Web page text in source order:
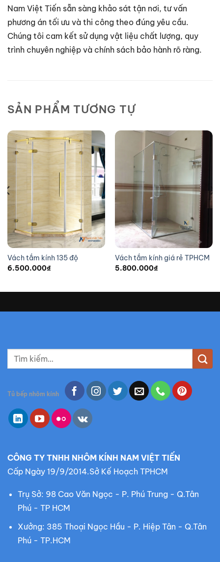
Nam Việt Tiến sẵn sàng khảo sát tận nơi, tư vấn
phương án tối ưu và thi công theo đúng yêu cầu.
Chúng tôi cam kết sử dụng vật liệu chất lượng, quy
trình chuyên nghiệp và chính sách bảo hành rõ ràng.
SẢN PHẨM TƯƠNG TỰ
Vách tắm kính 135 độ
6.500.000₫
Vách tắm kính giá rẻ TPHCM
5.800.000₫
ì
k
ế
m
Tủ bếp nhôm kính
CÔNG TY TNHH NHÔM KÍNH NAM VIỆT TIẾN
Cấp Ngày 19/9/2014.Sở Kế Hoạch TPHCM
Trụ Sở: 98 Cao Văn Ngọc - P. Phú Trung - Q.Tân
Phú - TP HCM
Xưởng: 385 Thoại Ngọc Hầu - P. Hiệp Tân - Q.Tân
Phú - TP.HCM